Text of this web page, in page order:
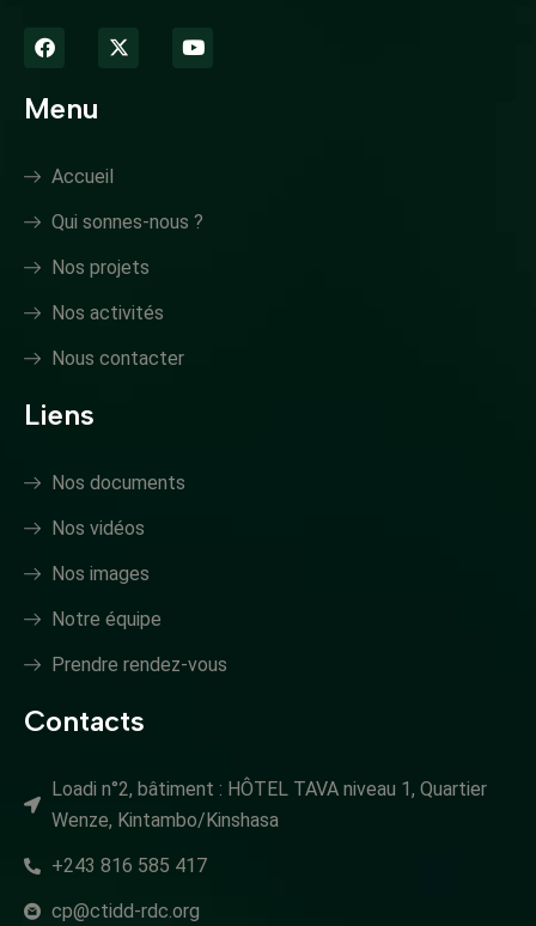
Menu
Accueil
Qui sonnes-nous ?
Nos projets
Nos activités
Nous contacter
Liens
Nos documents
Nos vidéos
Nos images
Notre équipe
Prendre rendez-vous
Contacts
Loadi n°2, bâtiment : HÔTEL TAVA niveau 1, Quartier
Wenze, Kintambo/Kinshasa
+243 816 585 417
cp@ctidd-rdc.org